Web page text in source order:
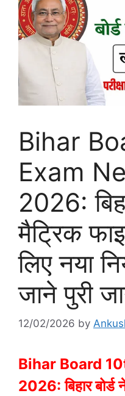
Bihar
Exam
2026:
मैट्रिक
लिए नया
जाने पुरी
12/02/2026 by
Bihar Board
2026: बिहार बोर्ड